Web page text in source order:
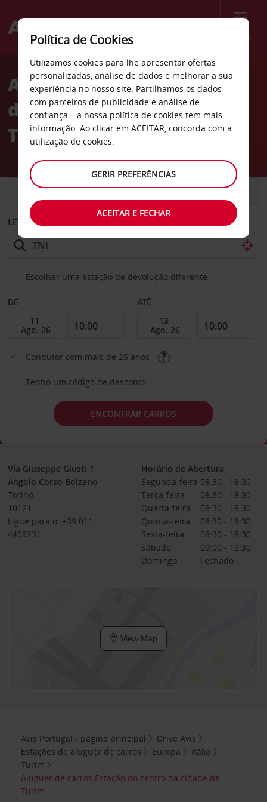
Menu
Welcome
AvisAluguer de carros Estação
do centro da cidade de
Turim
CARRO COMERCIAIS
LEVANTAR EM
Escolher uma estação de devolução diferente
DE ATÉ
Condutor com mais de 25 anos
Tenho um código de desconto
ENCONTRAR CARROS
Via Giuseppe Giusti 1
Angolo Corso Bolzano
Torino
10121
Ligue para o: +39 011
4409231
Horário de Abertura
Segunda-feira 08:30 - 18:30
Terça-feira
08:30 - 18:30
Quarta-feira
08:30 - 18:30
Quinta-feira
08:30 - 18:30
Sexta-feira
08:30 - 18:30
Sábado
09:00 - 12:30
Domingo
Fechado
View Map
Avis Portugal - página principal
Drive Avis
Estações de aluguer de carros
Europa
Itália
Turim
Aluguer de carros Estação do centro da cidade de
Turim
Política de Cookies
Utilizamos cookies para lhe apresentar ofertas
personalizadas, análise de dados e melhorar a sua
experiência no nosso site. Partilhamos os dados
com parceiros de publicidade e análise de
confiança – a nossa política de cookies tem mais
informação. Ao clicar em ACEITAR, concorda com a
utilização de cookies.
GERIR PREFERÊNCIAS
ACEITAR E FECHAR